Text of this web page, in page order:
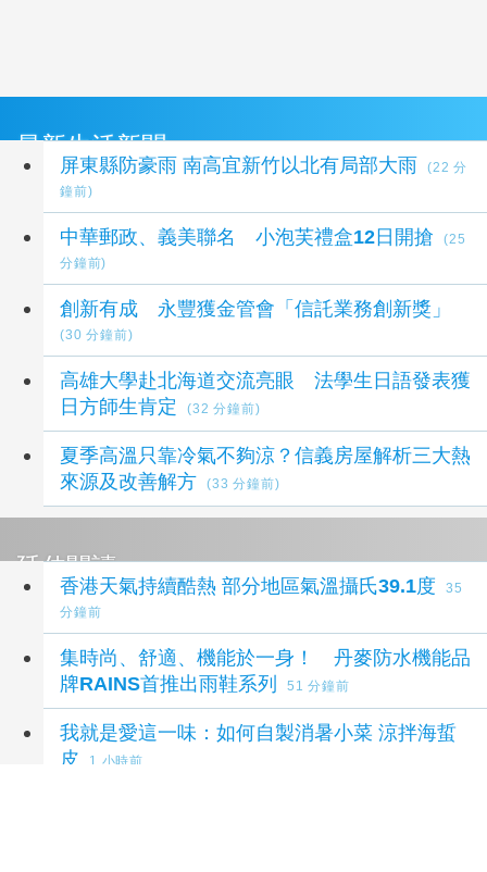
最新生活新聞
屏東縣防豪雨 南高宜新竹以北有局部大雨
(22 分
鐘前)
中華郵政、義美聯名 小泡芙禮盒12日開搶
(25
分鐘前)
創新有成 永豐獲金管會「信託業務創新獎」
(30 分鐘前)
高雄大學赴北海道交流亮眼 法學生日語發表獲
日方師生肯定
(32 分鐘前)
夏季高溫只靠冷氣不夠涼？信義房屋解析三大熱
來源及改善解方
(33 分鐘前)
延伸閱讀
香港天氣持續酷熱 部分地區氣溫攝氏39.1度
35
分鐘前
集時尚、舒適、機能於一身！ 丹麥防水機能品
牌RAINS首推出雨鞋系列
51 分鐘前
我就是愛這一味：如何自製消暑小菜 涼拌海蜇
皮
1 小時前